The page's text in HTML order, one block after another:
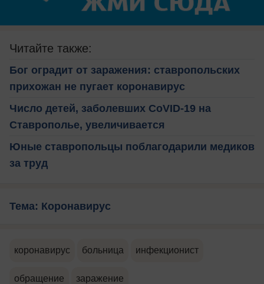
Читайте также:
Бог оградит от заражения: ставропольских
прихожан не пугает коронавирус
Число детей, заболевших CoVID-19 на
Ставрополье, увеличивается
Юные ставропольцы поблагодарили медиков
за труд
Тема: Коронавирус
коронавирус больница инфекционист
обращение заражение